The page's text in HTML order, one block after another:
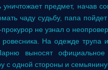
уничтожает предмет, начав
чаду судьбу, папа
не узнал о
ровесника. На одежде
выносят официальное
с одной стороны и